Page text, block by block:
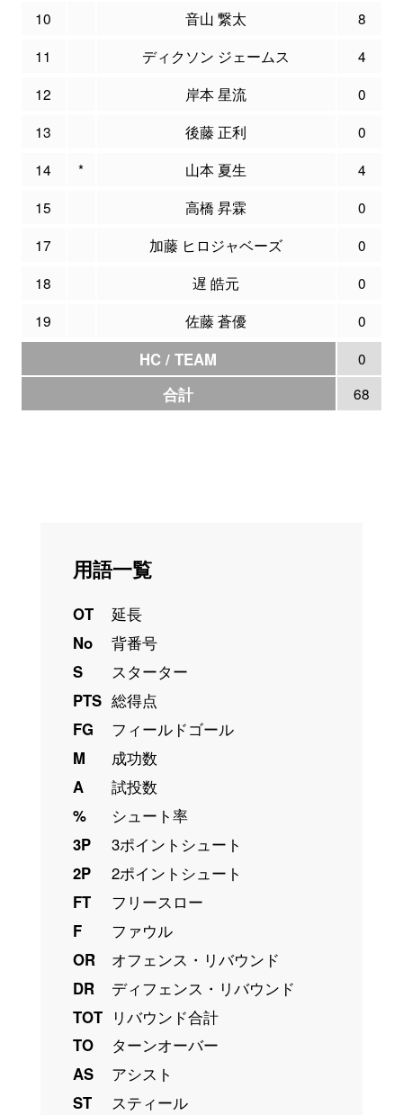
10 音山 繋太 8
11
ディクソン ジェームス 4
12
岸本 星流 0
13
後藤 正利 0
14
* 山本 夏生 4
15
高橋 昇霖 0
17
加藤 ヒロジャベーズ 0
18
遅 皓元 0
19
佐藤 蒼優 0
HC / TEAM 0
合計 68
用語一覧
OT
延長
No
背番号
S
スターター
PTS 総得点
FG
フィールドゴール
M
成功数
A
試投数
%
シュート率
3P
3ポイントシュート
2P
2ポイントシュート
FT
フリースロー
F
ファウル
OR
オフェンス・リバウンド
DR
ディフェンス・リバウンド
TOT リバウンド合計
TO
ターンオーバー
AS
アシスト
ST
スティール